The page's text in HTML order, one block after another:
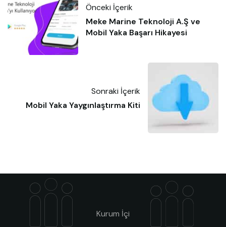
Önceki İçerik
Meke Marine Teknoloji A.Ş ve
Mobil Yaka Başarı Hikayesi
Sonraki İçerik
Mobil Yaka Yaygınlaştırma Kiti
Kurum İçi